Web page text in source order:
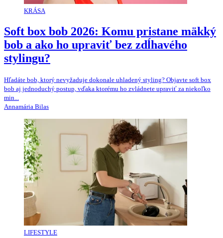
KRÁSA
Soft box bob 2026: Komu pristane mäkký
bob a ako ho upraviť bez zdĺhavého
stylingu?
Hľadáte bob, ktorý nevyžaduje dokonale uhladený styling? Objavte soft box
bob aj jednoduchý postup, vďaka ktorému ho zvládnete upraviť za niekoľko
min...
Annamária Bilas
LIFESTYLE